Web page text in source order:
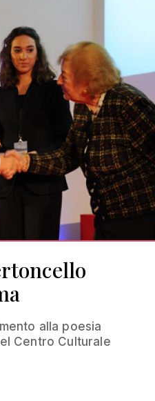
alla poesia
Centro Culturale